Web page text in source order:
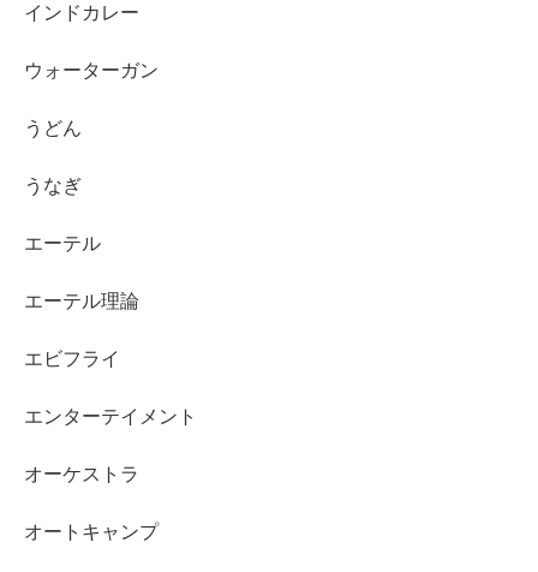
インドカレー
ウォーターガン
うどん
うなぎ
エーテル
エーテル理論
エビフライ
エンターテイメント
オーケストラ
オートキャンプ